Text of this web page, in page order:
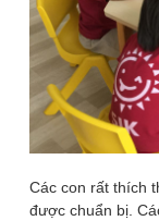
Các con rất thích
được chuẩn bị.